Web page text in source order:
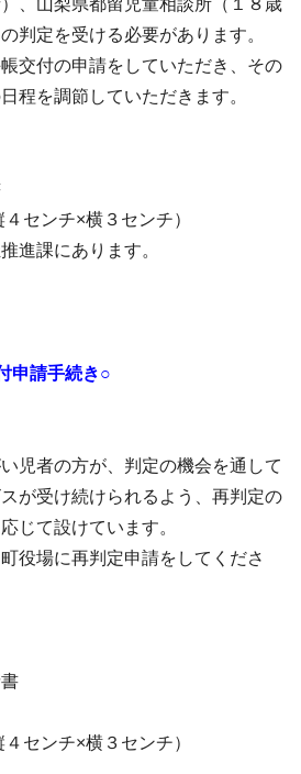
、山梨県都留児童相談所（１８歳
判定を受ける必要があります。
交付の申請をしていただき、その
程を調節していただきます。
センチ×横３センチ）
進課にあります。
申請手続き○
児者の方が、判定の機会を通して
が受け続けられるよう、再判定の
じて設けています。
役場に再判定申請をしてくださ
センチ×横３センチ）